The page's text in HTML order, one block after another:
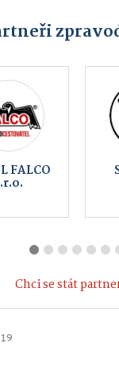
Chci se stát